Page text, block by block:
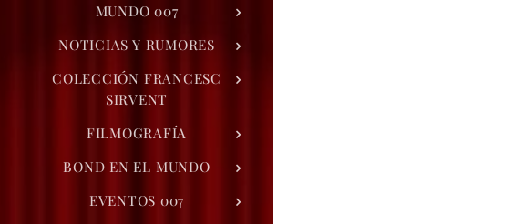
MUNDO 007
NOTICIAS Y RUMORES
COLECCIÓN FRANCESC
SIRVENT
FILMOGRAFÍA
BOND EN EL MUNDO
EVENTOS 007